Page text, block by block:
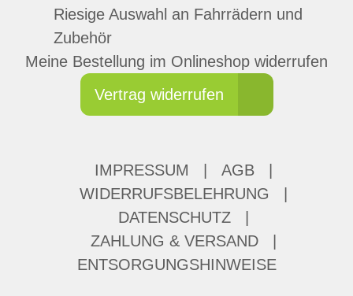
Riesige Auswahl an Fahrrädern und
Zubehör
Meine Bestellung im Onlineshop widerrufen
Vertrag widerrufen
IMPRESSUM AGB
WIDERRUFSBELEHRUNG
DATENSCHUTZ
ZAHLUNG & VERSAND
ENTSORGUNGSHINWEISE